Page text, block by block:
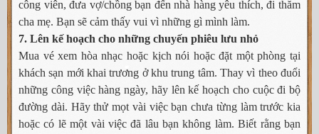
công viên, đưa vợ/chồng bạn đến nhà hàng yêu thích, đi thăm
cha mẹ. Bạn sẽ cảm thấy vui vì những gì mình làm.
7. Lên kế hoạch cho những chuyến phiêu lưu nhỏ
Mua vé xem hòa nhạc hoặc kịch nói hoặc đặt một phòng tại
khách sạn mới khai trương ở khu trung tâm. Thay vì theo đuổi
những công việc hàng ngày, hãy lên kế hoạch cho cuộc đi bộ
đường dài. Hãy thử mọt vài việc bạn chưa từng làm trước kia
hoặc có lẽ một vài việc đã lâu bạn không làm. Biết rằng bạn